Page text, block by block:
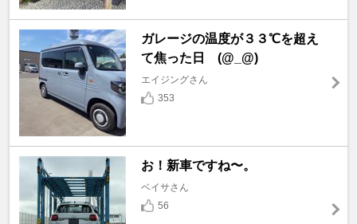
ガレージの温度が３３℃を超え
て焦った日 (@_@)
エイジングさん
353
お！新車ですね〜。
ベイサさん
56